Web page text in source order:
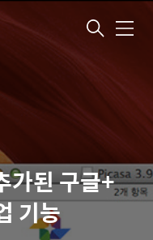
메
가된 구글+
기능